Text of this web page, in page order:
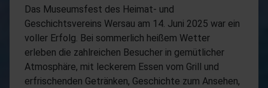
Das Museumsfest des Heimat- und
Geschichtsvereins Wersau am 14. Juni 2025 war ein
voller Erfolg. Bei sommerlich heißem Wetter
erleben die zahlreichen Besucher in gemütlicher
Atmosphäre, mit leckerem Essen vom Grill und
erfrischenden Getränken, Geschichte zum Ansehen,